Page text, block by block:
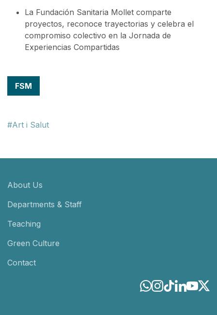
La Fundación Sanitaria Mollet comparte
proyectos, reconoce trayectorias y celebra el
compromiso colectivo en la Jornada de
Experiencias Compartidas
FSM
Art i Salut
About Us
Departments & Staff
Teaching
Green Culture
Contact